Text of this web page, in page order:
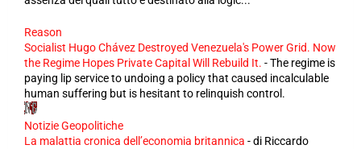
Reason
Socialist Hugo Chávez Destroyed Venezuela's Power Grid. Now
the Regime Hopes Private Capital Will Rebuild It. -The regime is
paying lip service to undoing a policy that caused incalculable
human suffering but is hesitant to relinquish control.
Notizie Geopolitiche
La malattia cronica dell’economia britannica -di Riccardo